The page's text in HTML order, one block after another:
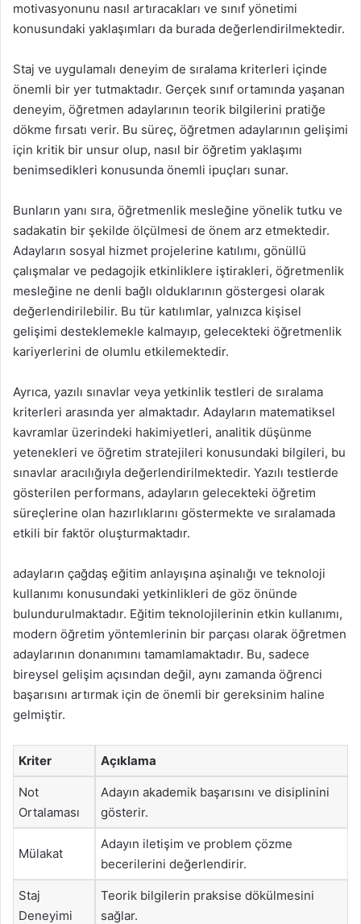
motivasyonunu nasıl artıracakları ve sınıf yönetimi
konusundaki yaklaşımları da burada değerlendirilmektedir.
Staj ve uygulamalı deneyim de sıralama kriterleri içinde
önemli bir yer tutmaktadır. Gerçek sınıf ortamında yaşanan
deneyim, öğretmen adaylarının teorik bilgilerini pratiğe
dökme fırsatı verir. Bu süreç, öğretmen adaylarının gelişimi
için kritik bir unsur olup, nasıl bir öğretim yaklaşımı
benimsedikleri konusunda önemli ipuçları sunar.
Bunların yanı sıra, öğretmenlik mesleğine yönelik tutku ve
sadakatin bir şekilde ölçülmesi de önem arz etmektedir.
Adayların sosyal hizmet projelerine katılımı, gönüllü
çalışmalar ve pedagojik etkinliklere iştirakleri, öğretmenlik
mesleğine ne denli bağlı olduklarının göstergesi olarak
değerlendirilebilir. Bu tür katılımlar, yalnızca kişisel
gelişimi desteklemekle kalmayıp, gelecekteki öğretmenlik
kariyerlerini de olumlu etkilemektedir.
Ayrıca, yazılı sınavlar veya yetkinlik testleri de sıralama
kriterleri arasında yer almaktadır. Adayların matematiksel
kavramlar üzerindeki hakimiyetleri, analitik düşünme
yetenekleri ve öğretim stratejileri konusundaki bilgileri, bu
sınavlar aracılığıyla değerlendirilmektedir. Yazılı testlerde
gösterilen performans, adayların gelecekteki öğretim
süreçlerine olan hazırlıklarını göstermekte ve sıralamada
etkili bir faktör oluşturmaktadır.
adayların çağdaş eğitim anlayışına aşinalığı ve teknoloji
kullanımı konusundaki yetkinlikleri de göz önünde
bulundurulmaktadır. Eğitim teknolojilerinin etkin kullanımı,
modern öğretim yöntemlerinin bir parçası olarak öğretmen
adaylarının donanımını tamamlamaktadır. Bu, sadece
bireysel gelişim açısından değil, aynı zamanda öğrenci
başarısını artırmak için de önemli bir gereksinim haline
gelmiştir.
Kriter Açıklama
Not
Ortalaması
Adayın akademik başarısını ve disiplinini
gösterir.
Mülakat
Adayın iletişim ve problem çözme
becerilerini değerlendirir.
Staj
Deneyimi
Teorik bilgilerin praksise dökülmesini
sağlar.